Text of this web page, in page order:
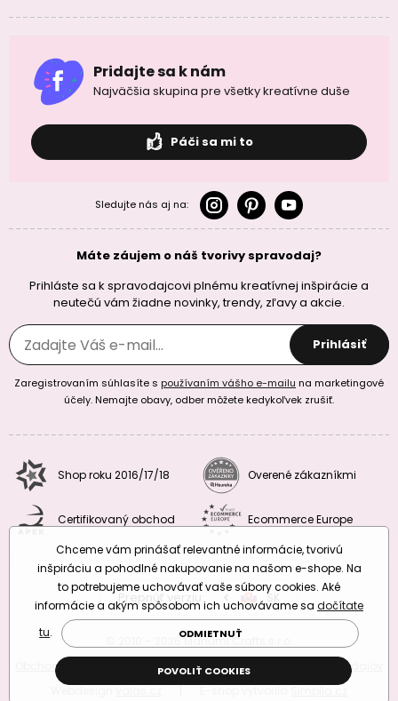
Pridajte sa k nám
Najväčšia skupina pre všetky kreatívne duše
Páči sa mi to
Sledujte nás aj na:
Máte záujem o náš tvorivy spravodaj?
Prihláste sa k spravodajcovi plnému kreatívnej inšpirácie a
neutečú vám žiadne novinky, trendy, zľavy a akcie.
Prihlásiť
Zaregistrovaním súhlasíte s používaním vášho e-mailu na marketingové
účely. Nemajte obavy, odber môžete kedykoľvek zrušiť.
Shop roku 2016/17/18 Overené zákazníkmi
Certifikovaný obchod Ecommerce Europe
Prepnúť verziu: CZSK
© 2010 – 2026 Manumi Crafts s.r.o.
Obchodné podmienky
Podmienky ochrany osobných údajov
Chceme vám prinášať relevantné informácie, tvorivú
inšpiráciu a pohodlné nakupovanie na našom e-shope. Na
to potrebujeme uchovávať vaše súbory cookies. Aké
informácie a akým spôsobom ich uchovávame sa dočítate
tu. ODMIETNUŤ
POVOLIŤ COOKIES